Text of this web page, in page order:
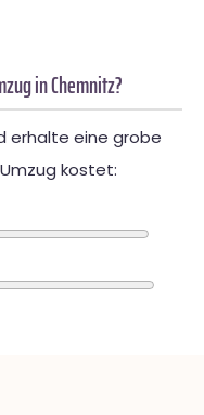
in Chemnitz?
erhalte eine grobe
kostet: